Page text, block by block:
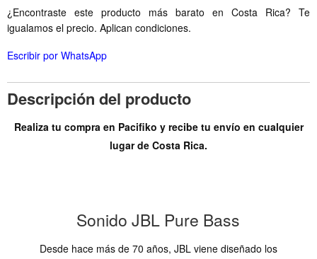
¿Encontraste este producto más barato en Costa Rica? Te
igualamos el precio. Aplican condiciones.
Escribir por WhatsApp
Descripción del producto
Realiza tu compra en Pacifiko y recibe tu envío en cualquier
lugar de Costa Rica.
Sonido JBL Pure Bass
Desde hace más de 70 años, JBL viene diseñado los